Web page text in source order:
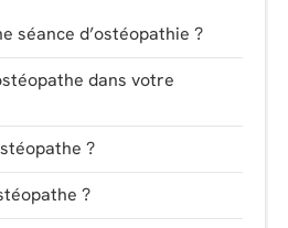
séance d’ostéopathie ?
dans votre
?
?